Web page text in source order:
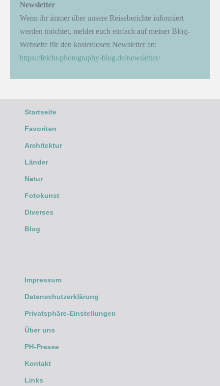
Newsletter
Wenn ihr immer über unsere Reiseberichte informiert
werden möchtet, meldet euch einfach auf meiner Blog-
Webseite für den kostenlosen Newsletter an:
https://feicht-photography-blog.de/newsletter/
Startseite
Favoriten
Architektur
Länder
Natur
Fotokunst
Diverses
Blog
Impressum
Datenschutzerklärung
Privatsphäre-Einstellungen
Über uns
PH-Presse
Kontakt
Links